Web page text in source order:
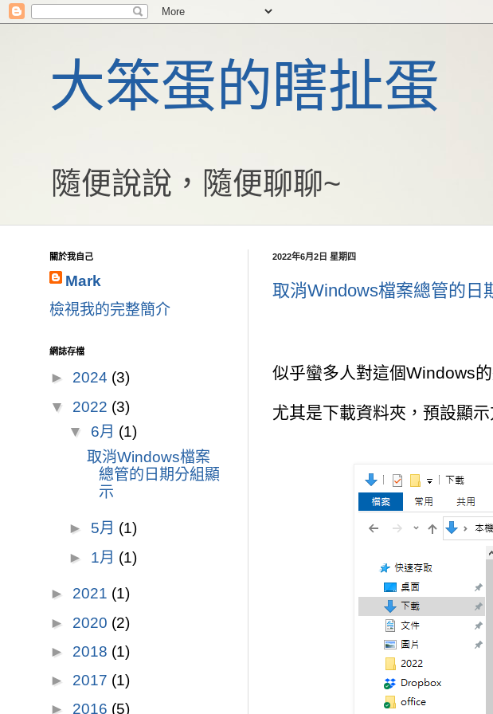
大笨蛋的瞎扯蛋
隨便說說，隨便聊聊~
2022年6月2日 星期四
取消Windows檔案總管的日
似乎蠻多人對這個Windows
尤其是下載資料夾，預設顯
關於我自己
Mark
檢視我的完整簡介
網誌存檔
► 2024 (3)
▼ 2022 (3)
▼ 6月 (1)
取消Windows檔案
總管的日期分組顯
示
► 5月 (1)
► 1月 (1)
► 2021 (1)
► 2020 (2)
► 2018 (1)
► 2017 (1)
► 2016 (5)